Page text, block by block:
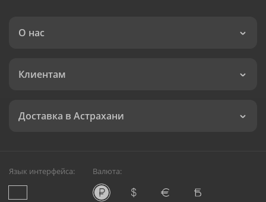
Клиентам
Доставка в Астрахани
Служба круглосуточной доставки цветов в Астрахани